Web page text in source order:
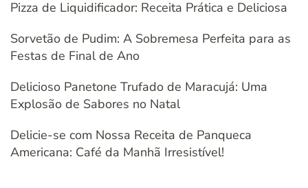
Pizza de Liquidificador: Receita Prática e Deliciosa
Sorvetão de Pudim: A Sobremesa Perfeita para as
Festas de Final de Ano
Delicioso Panetone Trufado de Maracujá: Uma
Explosão de Sabores no Natal
Delicie-se com Nossa Receita de Panqueca
Americana: Café da Manhã Irresistível!